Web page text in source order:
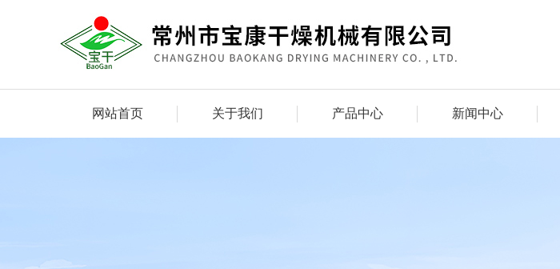
网站首页 关于我们 产品中心 新闻中心